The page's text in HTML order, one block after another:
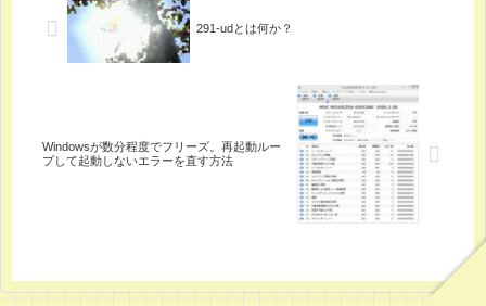
291-udとは何か？
Windowsが数分程度でフリーズ。再起動ルー
プして起動しないエラーを直す方法